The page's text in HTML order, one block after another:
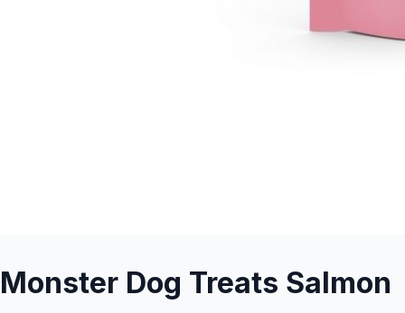
Monster Dog Treats Salmon